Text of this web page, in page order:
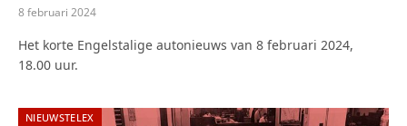
8 februari 2024
Het korte Engelstalige autonieuws van 8 februari 2024,
18.00 uur.
NIEUWSTELEX